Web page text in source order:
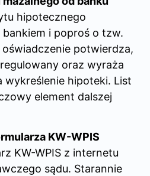
hipotecznego
i poproś o tzw.
oświadczenie potwierdza,
oraz wyraża
wykreślenie hipoteki. List
element dalszej
KW-WPIS
KW-WPIS z internetu
sądu. Starannie